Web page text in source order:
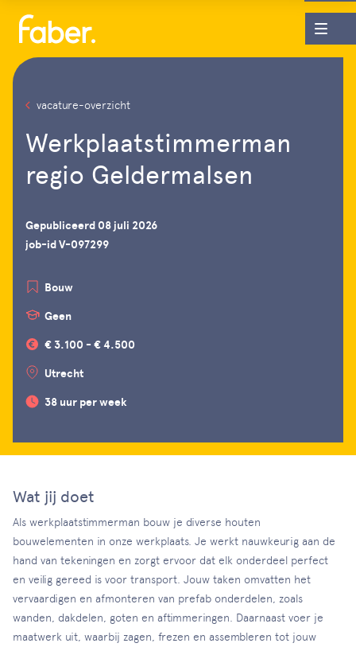
vacature-overzicht
Werkplaatstimmerman
regio Geldermalsen
Gepubliceerd 08 juli 2026
job-id V-097299
Bouw
Geen
€ 3.100 - € 4.500
Utrecht
38 uur per week
Wat jij doet
Als werkplaatstimmerman bouw je diverse houten
bouwelementen in onze werkplaats. Je werkt nauwkeurig aan de
hand van tekeningen en zorgt ervoor dat elk onderdeel perfect
en veilig gereed is voor transport. Jouw taken omvatten het
vervaardigen en afmonteren van prefab onderdelen, zoals
wanden, dakdelen, goten en aftimmeringen. Daarnaast voer je
maatwerk uit, waarbij zagen, frezen en assembleren tot jouw